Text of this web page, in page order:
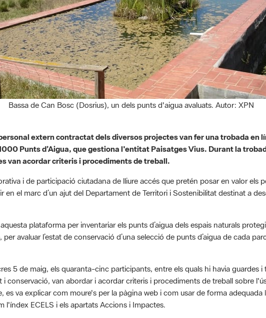
Bassa de Can Bosc (Dosrius), un dels punts d'aigua avaluats. Autor: XPN
extern contractat dels diversos projectes van fer una trobada en
Punts d’Aigua, que gestiona l'entitat Paisatges Vius. Durant la
van acordar criteris i procediments de treball.
i de participació ciutadana de lliure accés que pretén posar en valor els
en el marc d’un ajut del Departament de Territori i Sostenibilitat destinat a
plataforma per inventariar els punts d’aigua dels espais naturals
avaluar l’estat de conservació d’una selecció de punts d’aigua de cada
5 de maig, els quaranta-cinc participants, entre els quals hi havia guardes i
conservació, van abordar i acordar criteris i procediments de treball sobre
es va explicar com moure's per la pàgina web i com usar de forma adequada
l'índex ECELS i els apartats Accions i Impactes.
per l'associació
Paisatges Vius
, una entitat dedicada a la conservació de